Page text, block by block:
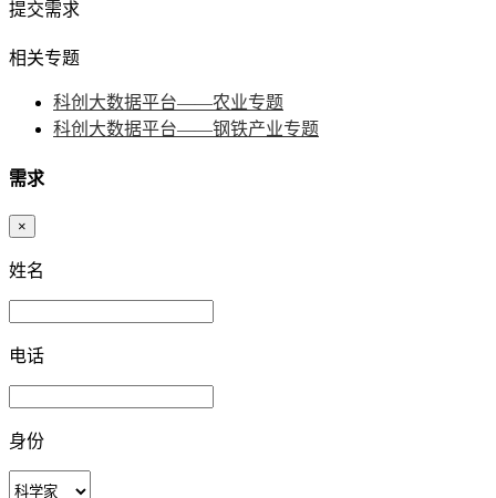
提交需求
相关专题
科创大数据平台——农业专题
科创大数据平台——钢铁产业专题
需求
×
姓名
电话
身份